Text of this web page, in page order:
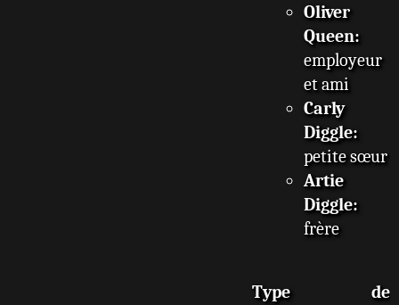
Oliver
Queen:
employeur
et ami
Carly
Diggle:
petite sœur
Artie
Diggle:
frère
Type de